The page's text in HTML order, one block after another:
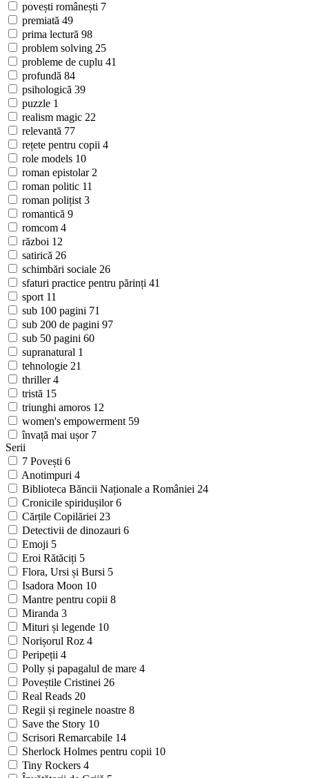
povești românești 7
premiată 49
prima lectură 98
problem solving 25
probleme de cuplu 41
profundă 84
psihologică 39
puzzle 1
realism magic 22
relevantă 77
rețete pentru copii 4
role models 10
roman epistolar 2
roman politic 11
roman polițist 3
romantică 9
romcom 4
război 12
satirică 26
schimbări sociale 26
sfaturi practice pentru părinți 41
sport 11
sub 100 pagini 71
sub 200 de pagini 97
sub 50 pagini 60
supranatural 1
tehnologie 21
thriller4
tristă 15
triunghi amoros 12
women's empowerment 59
învață mai ușor 7
Serii
7 Povești 6
Anotimpuri 4
Biblioteca Băncii Naționale a României 24
Cronicile spiridușilor6
Cărțile Copilăriei 23
Detectivii de dinozauri 6
Emoji 5
Eroi Rătăciți 5
Flora, Ursi și Bursi 5
Isadora Moon 10
Mantre pentru copii 8
Miranda 3
Mituri și legende 10
Norișorul Roz 4
Peripeții 4
Polly și papagalul de mare 4
Poveștile Cristinei 26
Real Reads 20
Regii și reginele noastre 8
Save the Story 10
Scrisori Remarcabile 14
Sherlock Holmes pentru copii 10
Tiny Rockers 4